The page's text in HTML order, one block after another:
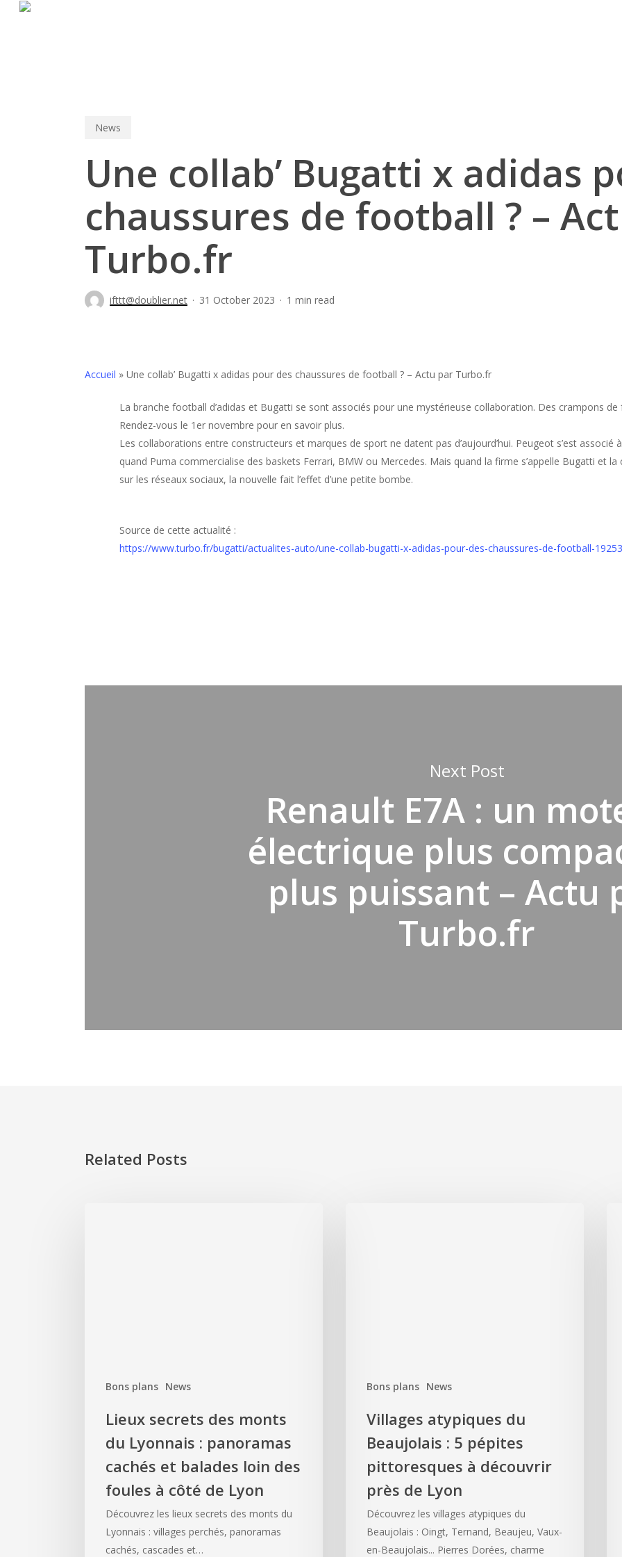
News
Une collab’ Bugatti x adidas
chaussures de football ? –
Turbo.fr
ifttt@doublier.net 31 October 2023 1 min read
Accueil » Une collab’ Bugatti x adidas pour des chaussures de football ? – Actu par Turbo.fr
La branche football d’adidas et Bugatti se sont associés pour une mystérieuse collaboration. Des crampons
Rendez-vous le 1er novembre pour en savoir plus.
Les collaborations entre constructeurs et marques de sport ne datent pas d’aujourd’hui. Peugeot s’est associé
quand Puma commercialise des baskets Ferrari, BMW ou Mercedes. Mais quand la firme s’appelle Bugatti et
sur les réseaux sociaux, la nouvelle fait l’effet d’une petite bombe.
Source de cette actualité :
https://www.turbo.fr/bugatti/actualites-auto/une-collab-bugatti-x-adidas-pour-des-chaussures-de-football-
Next Post
Renault E7A : un
électrique plus
plus puissant – Actu
Turbo.fr
Related Posts
Bons plans News
Lieux secrets des monts
du Lyonnais : panoramas
cachés et balades loin des
foules à côté de Lyon
Découvrez les lieux secrets des monts du
Lyonnais : villages perchés, panoramas
cachés, cascades et…
Bons plans News
Villages atypiques du
Beaujolais : 5 pépites
pittoresques à découvrir
près de Lyon
Découvrez les villages atypiques du
Beaujolais : Oingt, Ternand, Beaujeu, Vaux-
en-Beaujolais... Pierres Dorées, charme